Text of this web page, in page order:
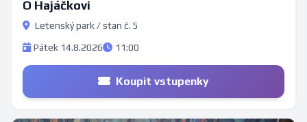
O Hajáčkovi
Letenský park / stan č. 5
Pátek 14.8.2026
11:00
Koupit vstupenky